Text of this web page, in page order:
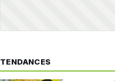
TENDANCES